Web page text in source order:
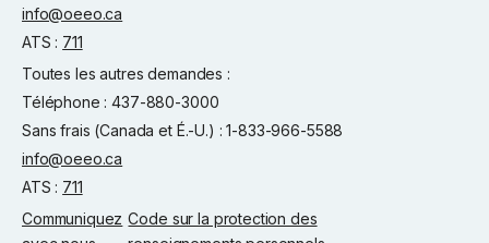
info@oeeo.ca
ATS : 711
Toutes les autres demandes :
Téléphone : 437-880-3000
Sans frais (Canada et É.-U.) : 1-833-966-5588
info@oeeo.ca
ATS : 711
Communiquez Code sur la protection des